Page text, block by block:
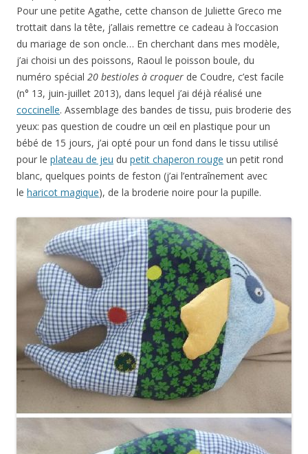
leharicot magique), de la broderie noire pour la pupille.
Je trouvais que les nageoires « flottaient trop », j’ai fait une